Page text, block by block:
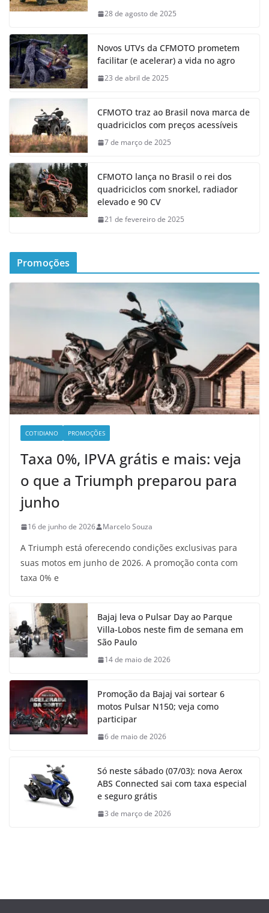
28 de agosto de 2025
Novos UTVs da CFMOTO prometem
facilitar (e acelerar) a vida no agro
23 de abril de 2025
CFMOTO traz ao Brasil nova marca de
quadriciclos com preços acessíveis
7 de março de 2025
CFMOTO lança no Brasil o rei dos
quadriciclos com snorkel, radiador
elevado e 90 CV
21 de fevereiro de 2025
Promoções
COTIDIANO PROMOÇÕES
Taxa 0%, IPVA grátis e mais: veja
o que a Triumph preparou para
junho
16 de junho de 2026 Marcelo Souza
A Triumph está oferecendo condições exclusivas para
suas motos em junho de 2026. A promoção conta com
taxa 0% e
Bajaj leva o Pulsar Day ao Parque
Villa-Lobos neste fim de semana em
São Paulo
14 de maio de 2026
Promoção da Bajaj vai sortear 6
motos Pulsar N150; veja como
participar
6 de maio de 2026
Só neste sábado (07/03): nova Aerox
ABS Connected sai com taxa especial
e seguro grátis
3 de março de 2026